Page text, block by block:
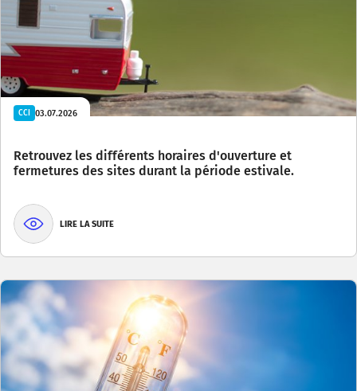
CCI 03.07.2026
Retrouvez les différents horaires d'ouverture et
fermetures des sites durant la période estivale.
LIRE LA SUITE